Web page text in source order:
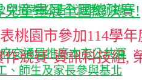
兒童畫展全國總決賽!
次招考)公告代理教師錄
交通局推廣本市公共運
、師生及家長參與基北